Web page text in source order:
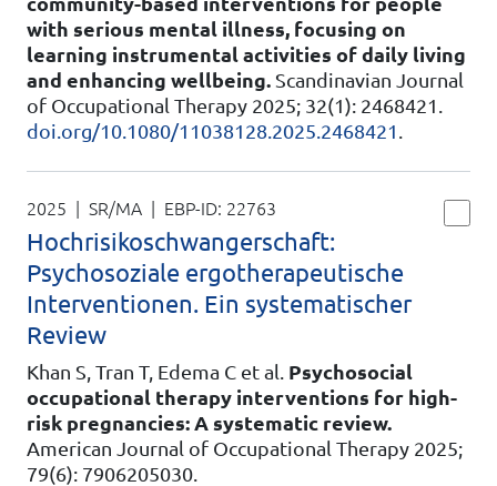
with serious mental illness, focusing on
learning instrumental activities of daily living
and enhancing wellbeing. Scandinavian Journal
of Occupational Therapy 2025; 32(1): 2468421.
doi.org/10.1080/11038128.2025.2468421 .
2025 | SR/MA | EBP-ID: 22763
Hochrisikoschwangerschaft:
Psychosoziale ergotherapeutische
Interventionen. Ein systematischer
Review
Khan S, Tran T, Edema C et al. Psychosocial
occupational therapy interventions for high-
risk pregnancies: A systematic review.
American Journal of Occupational Therapy 2025;
79(6): 7906205030.